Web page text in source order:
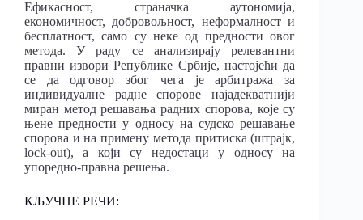
Ефикасност, страначка аутономија,
економичност, добровољност, неформалност и
бесплатност, само су неке од предности овог
метода. У раду се анализирају релевантни
правни извори Републике Србије, настојећи да
се да одговор због чега је арбитража за
индивидуалне радне спорове најадекватнији
миран метод решавања радних спорова, које су
њене предности у односу на судско решавање
спорова и на примену метода притиска (штрајк,
lock-out), a који су недостаци у односу на
упоредно-правна решења.
КЉУЧНЕ РЕЧИ: